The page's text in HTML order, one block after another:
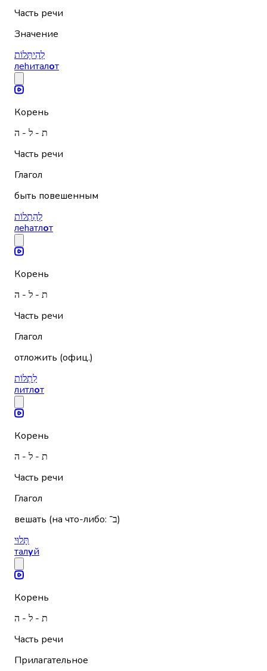
Часть речи
Значение
לְהִיתָּלוֹת
леhиталот
Корень
ת - ל - ה
Часть речи
Глагол
быть повешенным
לְהַתְלוֹת
леhатлот
Корень
ת - ל - ה
Часть речи
Глагол
отложить (офиц.)
לִתְלוֹת
литлот
Корень
ת - ל - ה
Часть речи
Глагол
вешать (на что-либо: ב־)
תָּלוּי
талуй
Корень
ת - ל - ה
Часть речи
Прилагательное